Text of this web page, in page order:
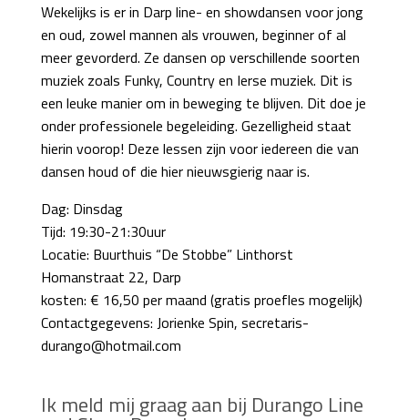
Wekelijks is er in Darp line- en showdansen voor jong
en oud, zowel mannen als vrouwen, beginner of al
meer gevorderd. Ze dansen op verschillende soorten
muziek zoals Funky, Country en Ierse muziek. Dit is
een leuke manier om in beweging te blijven. Dit doe je
onder professionele begeleiding. Gezelligheid staat
hierin voorop! Deze lessen zijn voor iedereen die van
dansen houd of die hier nieuwsgierig naar is.
Dag: Dinsdag
Tijd: 19:30-21:30uur
Locatie: Buurthuis “De Stobbe” Linthorst
Homanstraat 22, Darp
kosten: € 16,50 per maand (gratis proefles mogelijk)
Contactgegevens: Jorienke Spin, secretaris-
durango@hotmail.com
Ik meld mij graag aan bij Durango Line